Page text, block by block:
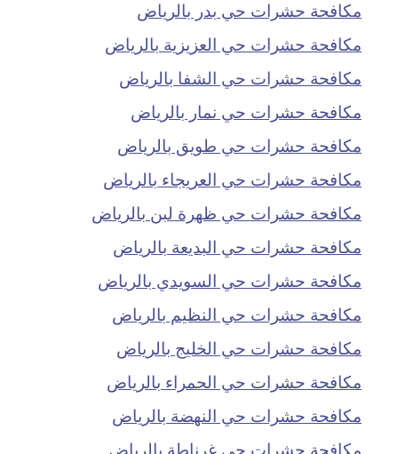
مكافحة حشرات حي بدر بالرياض
مكافحة حشرات حي العزيزية بالرياض
مكافحة حشرات حي الشفا بالرياض
مكافحة حشرات حي نمار بالرياض
مكافحة حشرات حي طويق بالرياض
مكافحة حشرات حي العريجاء بالرياض
مكافحة حشرات حي ظهرة لبن بالرياض
مكافحة حشرات حي البديعة بالرياض
مكافحة حشرات حي السويدي بالرياض
مكافحة حشرات حي النظيم بالرياض
مكافحة حشرات حي الخليج بالرياض
مكافحة حشرات حي الحمراء بالرياض
مكافحة حشرات حي النهضة بالرياض
مكافحة حشرات حي غرناطة بالرياض